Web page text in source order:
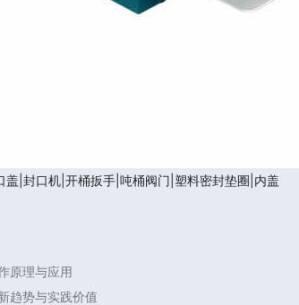
盖|封口机|开桶扳手|吨桶阀门|塑料密封垫圈|内盖
原理与应用
趋势与实践价值